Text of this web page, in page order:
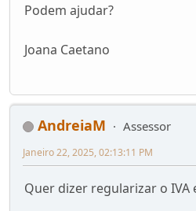
Podem ajudar?
Joana Caetano
AndreiaM
Assessor
Janeiro 22, 2025, 02:13:11 PM
Quer dizer regularizar o IVA